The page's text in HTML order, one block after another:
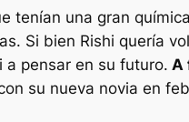
tenían una gran
Si bien Rishi quería
a pensar en su futuro. A
su nueva novia en